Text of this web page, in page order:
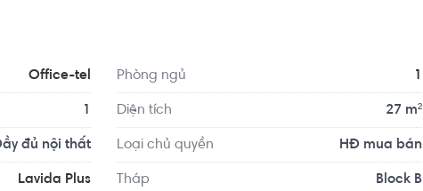
phòng tập gym, công viên, bảo vệ 24/7, sân chơi trẻ
thao với sân tennis, sân chơi trẻ em, phòng gym, công viên
để phục vụ nhu cầu của cư dân.
Office-tel Phòng ngủ 1
1 Diện tích 27 m²
đủ nội thất Loại chủ quyền HĐ mua bán
Lavida Plus Tháp Block B